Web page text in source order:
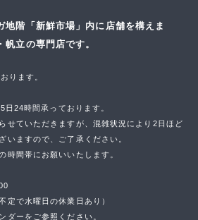
地階「新鮮市場」内に店舗を構えま
立の専門店です。
ります。
日24時間承っております。
せていただきますが、混雑状況により2日ほど
いますので、ご了承ください。
時間帯にお願いいたします。
で水曜日の休業日あり）
ダーをご参照ください。